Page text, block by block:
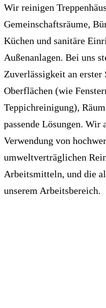
Wir reinigen
Gemeinschaftsräume,
Küchen und sanitäre
Außenanlagen. Bei uns
Zuverlässigkeit an erster
Oberflächen (wie
Teppichreinigung),
passende Lösungen. Wir
Verwendung von
umweltverträglichen
Arbeitsmitteln, und die
unserem Arbeitsbereich.